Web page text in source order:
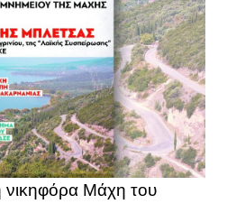
νικηφόρα Μάχη του